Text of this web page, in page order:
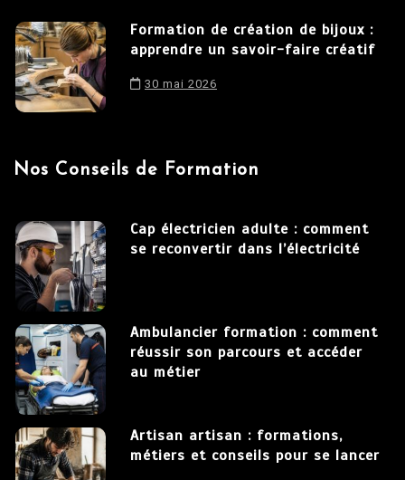
Formation de création de bijoux :
apprendre un savoir-faire créatif
30 mai 2026
Nos Conseils de Formation
Cap électricien adulte : comment
se reconvertir dans l’électricité
Ambulancier formation : comment
réussir son parcours et accéder
au métier
Artisan artisan : formations,
métiers et conseils pour se lancer